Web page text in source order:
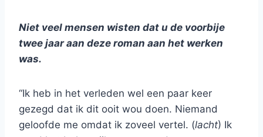
Niet veel mensen wisten dat u de voorbije
twee jaar aan deze roman aan het werken
was.
“Ik heb in het verleden wel een paar keer
gezegd dat ik dit ooit wou doen. Niemand
geloofde me omdat ik zoveel vertel. (lacht) Ik